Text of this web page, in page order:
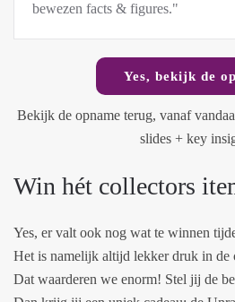
bewezen facts & figures."
Yes, bekijk de
Bekijk de opname terug, vanaf
slides + key
Win hét collectors
Yes, er valt ook nog wat te winnen
Het is namelijk altijd lekker druk in de
Dat waarderen we enorm! Stel jij de